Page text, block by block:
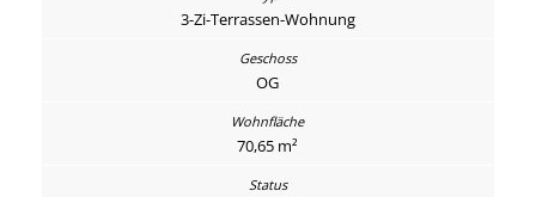
3-Zi-Terrassen-Wohnung
OG
70,65 m²